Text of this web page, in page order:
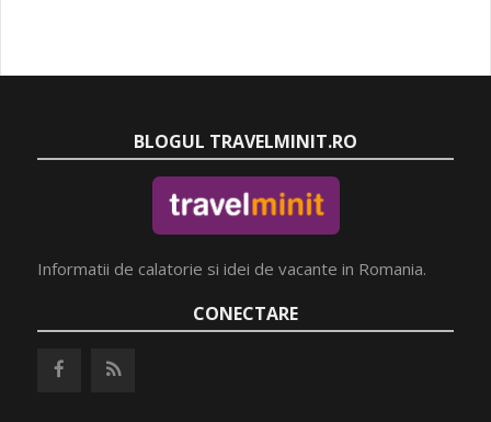
BLOGUL TRAVELMINIT.RO
Informatii de calatorie si idei de vacante in Romania.
CONECTARE